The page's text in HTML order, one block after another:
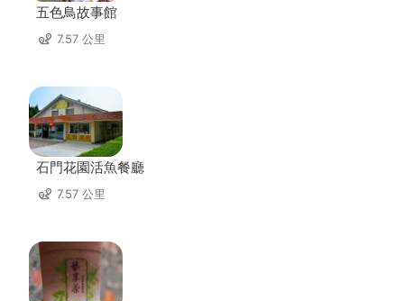
五色鳥故事館
7.57 公里
石門花園活魚餐廳
7.57 公里